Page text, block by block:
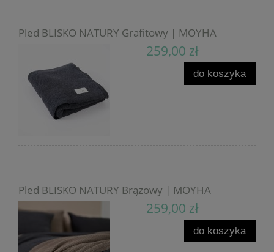
Pled BLISKO NATURY Grafitowy | MOYHA
259,00 zł
do koszyka
Pled BLISKO NATURY Brązowy | MOYHA
259,00 zł
do koszyka